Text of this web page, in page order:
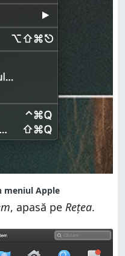
meniul Apple
, apasă pe Rețea.